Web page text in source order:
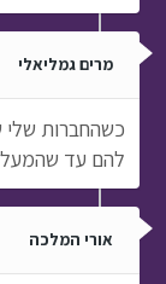
מרים גמליאלי
כשהחברות שלי
להם עד
אורי המלכה